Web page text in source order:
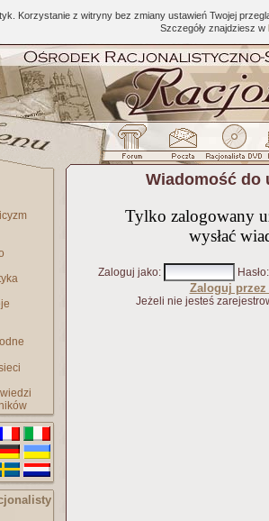
Korzystanie z witryny bez zmiany ustawień Twojej
Szczegóły znajdziesz w
Wiadomość do
Tylko zalogowany
wysłać
Zaloguj jako: Hasło:
Zaloguj przez
Jeżeli nie jesteś